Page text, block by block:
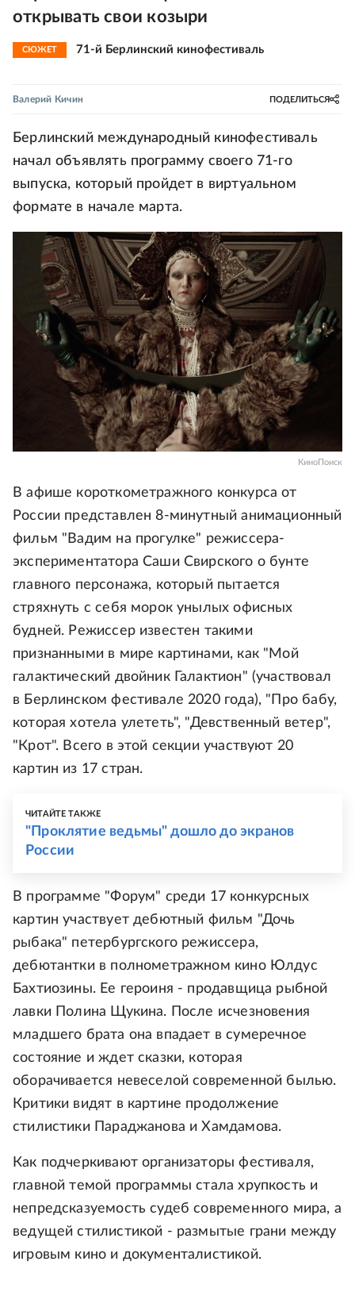
открывать свои козыри
СЮЖЕТ 71-й Берлинский кинофестиваль
Валерий Кичин ПОДЕЛИТЬСЯ
Берлинский международный кинофестиваль
начал объявлять программу своего 71-го
выпуска, который пройдет в виртуальном
формате в начале марта.
КиноПоиск
В афише короткометражного конкурса от
России представлен 8-минутный анимационный
фильм "Вадим на прогулке" режиссера-
экспериментатора Саши Свирского о бунте
главного персонажа, который пытается
стряхнуть с себя морок унылых офисных
будней. Режиссер известен такими
признанными в мире картинами, как "Мой
галактический двойник Галактион" (участвовал
в Берлинском фестивале 2020 года), "Про бабу,
которая хотела улететь", "Девственный ветер",
"Крот". Всего в этой секции участвуют 20
картин из 17 стран.
ЧИТАЙТЕ ТАКЖЕ
"Проклятие ведьмы" дошло до экранов
России
В программе "Форум" среди 17 конкурсных
картин участвует дебютный фильм "Дочь
рыбака" петербургского режиссера,
дебютантки в полнометражном кино Юлдус
Бахтиозины. Ее героиня - продавщица рыбной
лавки Полина Щукина. После исчезновения
младшего брата она впадает в сумеречное
состояние и ждет сказки, которая
оборачивается невеселой современной былью.
Критики видят в картине продолжение
стилистики Параджанова и Хамдамова.
Как подчеркивают организаторы фестиваля,
главной темой программы стала хрупкость и
непредсказуемость судеб современного мира, а
ведущей стилистикой - размытые грани между
игровым кино и документалистикой.